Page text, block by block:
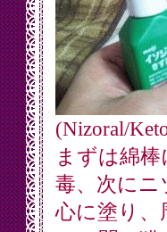
(Nizoral/
まずは綿
毒、次にニ
心に塗り、